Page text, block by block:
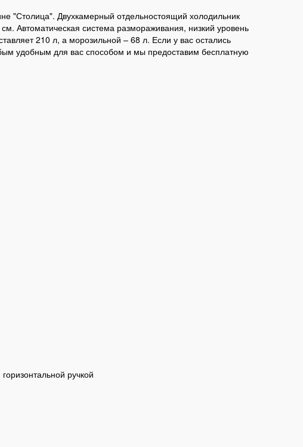
"Столица". Двухкамерный отдельностоящий холодильник
Автоматическая система размораживания, низкий уровень
210 л, а морозильной – 68 л. Если у вас остались
удобным для вас способом и мы предоставим бесплатную
ручкой